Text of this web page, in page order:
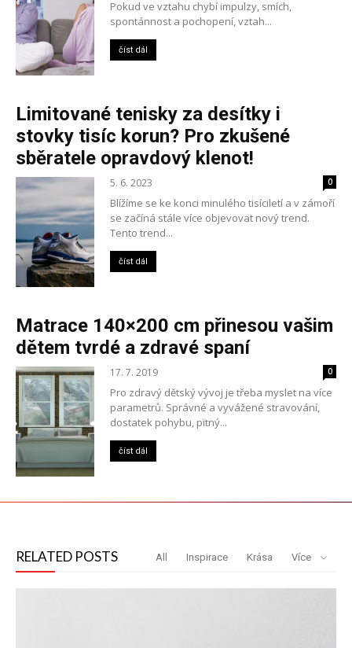
Pokud ve vztahu chybí impulzy, smích,
spontánnost a pochopení, vztah...
číst dál
Limitované tenisky za desítky i
stovky tisíc korun? Pro zkušené
sběratele opravdový klenot!
5. 6. 2023 0
Blížíme se ke konci minulého tisíciletí a v zámoří
se začíná stále více objevovat nový trend.
Tento trend...
číst dál
Matrace 140×200 cm přinesou vašim
dětem tvrdé a zdravé spaní
17. 7. 2019 0
Pro zdravý dětský vývoj je třeba myslet na více
parametrů. Správné a vyvážené stravování,
dostatek pohybu, pitný...
číst dál
RELATED POSTS All Inspirace Krása Více